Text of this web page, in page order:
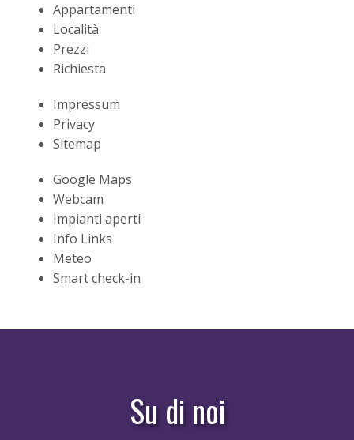
Appartamenti
Località
Prezzi
Richiesta
Impressum
Privacy
Sitemap
Google Maps
Webcam
Impianti aperti
Info Links
Meteo
Smart check-in
Su di noi